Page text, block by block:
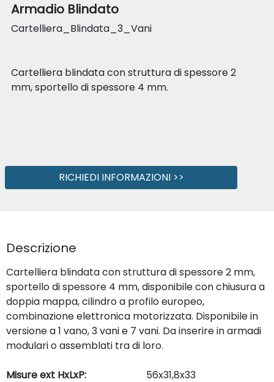
Armadio Blindato
Cartelliera_Blindata_3_Vani
Cartelliera blindata con struttura di spessore 2
mm, sportello di spessore 4 mm.
RICHIEDI INFORMAZIONI >>
Descrizione
Cartelliera blindata con struttura di spessore 2 mm,
sportello di spessore 4 mm, disponibile con chiusura a
doppia mappa, cilindro a profilo europeo,
combinazione elettronica motorizzata. Disponibile in
versione a 1 vano, 3 vani e 7 vani. Da inserire in armadi
modulari o assemblati tra di loro.
Misure ext HxLxP:
56x31,8x33